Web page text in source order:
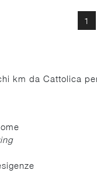
1
km da Cattolica